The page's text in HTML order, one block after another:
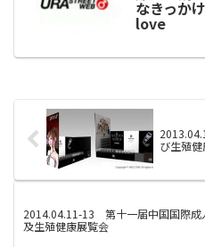
なきっか
love
び生殖
2014.04.11-13 第十一届中国国際成
及生殖健康展覧会